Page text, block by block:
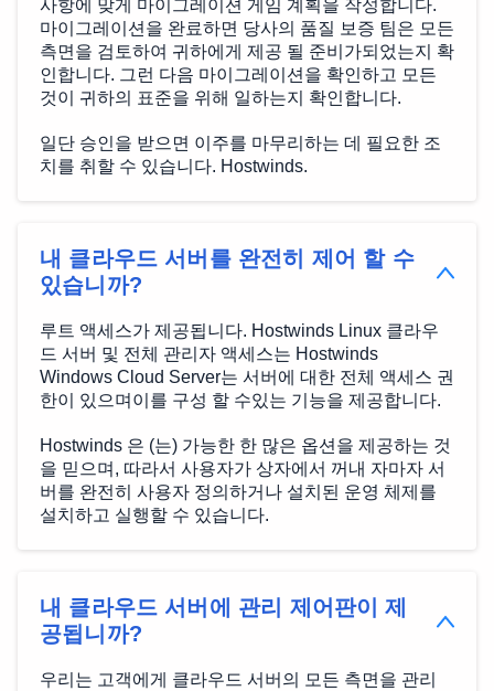
사항에 맞게 마이그레이션 게임 계획을 작성합니다.
마이그레이션을 완료하면 당사의 품질 보증 팀은 모든
측면을 검토하여 귀하에게 제공 될 준비가되었는지 확
인합니다. 그런 다음 마이그레이션을 확인하고 모든
것이 귀하의 표준을 위해 일하는지 확인합니다.
일단 승인을 받으면 이주를 마무리하는 데 필요한 조
치를 취할 수 있습니다. Hostwinds.
내 클라우드 서버를 완전히 제어 할 수
있습니까?
루트 액세스가 제공됩니다. Hostwinds Linux 클라우
드 서버 및 전체 관리자 액세스는 Hostwinds
Windows Cloud Server는 서버에 대한 전체 액세스 권
한이 있으며이를 구성 할 수있는 기능을 제공합니다.
Hostwinds 은 (는) 가능한 한 많은 옵션을 제공하는 것
을 믿으며, 따라서 사용자가 상자에서 꺼내 자마자 서
버를 완전히 사용자 정의하거나 설치된 운영 체제를
설치하고 실행할 수 있습니다.
내 클라우드 서버에 관리 제어판이 제
공됩니까?
우리는 고객에게 클라우드 서버의 모든 측면을 관리